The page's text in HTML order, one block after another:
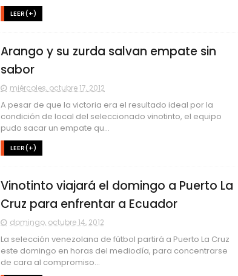
LEER(+)
Arango y su zurda salvan empate sin
sabor
miércoles, octubre 17, 2012
A pesar de que la victoria era el resultado ideal por la
condición de local del seleccionado vinotinto, el equipo
pudo sacar un empate qu...
LEER(+)
Vinotinto viajará el domingo a Puerto La
Cruz para enfrentar a Ecuador
domingo, octubre 14, 2012
La selección venezolana de fútbol partirá a Puerto La Cruz
este domingo en horas del mediodía, para concentrarse
de cara al compromiso...